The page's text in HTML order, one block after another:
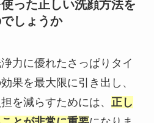
った正しい洗顔方法を
しょうか
力に優れたさっぱりタイ
果を最大限に引き出し、
を減らすためには、 正し